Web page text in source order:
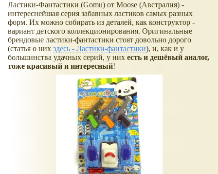
Ластики-Фантастики (Gomu) от Moose (Австралия) -
интереснейшая серия забавных ластиков самых разных
форм. Их можно собирать из деталей, как конструктор -
вариант детского коллекционирования. Оригинальные
брендовые ластики-фантастики стоят довольно дорого
(статья о них здесь - Ластики-фантастики), и, как и у
большинства удачных серий, у них есть и дешёвый аналог,
тоже красивый и интересный!